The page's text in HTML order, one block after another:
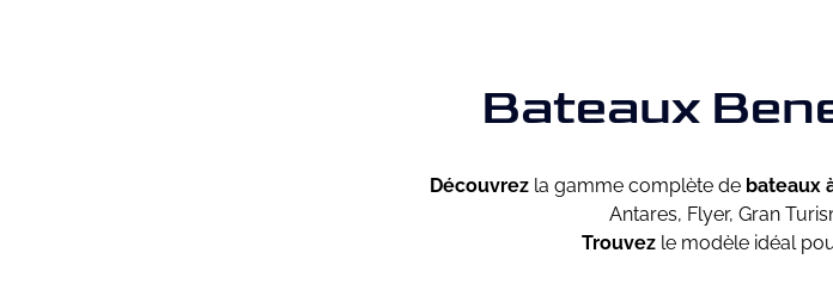
Bateaux
Découvrez la gamme complète de bateaux
Antares, Flyer, Gran
Trouvezle modèle idéal